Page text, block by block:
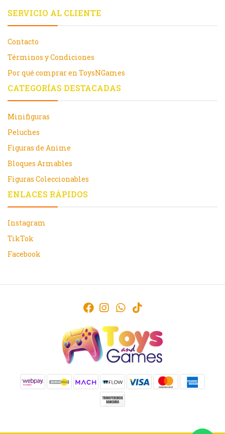
SERVICIO AL CLIENTE
Contacto
Términos y Condiciones
Por qué comprar en ToysNGames
CATEGORÍAS DESTACADAS
Minifiguras
Peluches
Figuras de Anime
Bloques Armables
Figuras Coleccionables
ENLACES RÁPIDOS
Instagram
TikTok
Facebook